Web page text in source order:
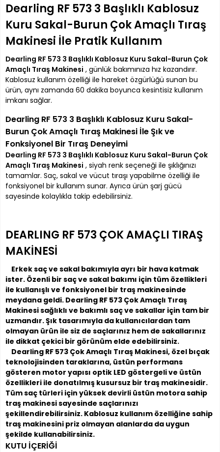
Dearling RF 573 3 Başlıklı Kablosuz
Kuru Sakal-Burun Çok Amaçlı Tıraş
Makinesi İle Pratik Kullanım
Dearling RF 573 3 Başlıklı Kablosuz Kuru Sakal-Burun Çok
Amaçlı Tıraş Makinesi , günlük bakımınıza hız kazandırır.
Kablosuz kullanım özelliği ile hareket özgürlüğü sunan bu
ürün, aynı zamanda 60 dakika boyunca kesintisiz kullanım
imkanı sağlar.
Dearling RF 573 3 Başlıklı Kablosuz Kuru Sakal-
Burun Çok Amaçlı Tıraş Makinesi İle Şık ve
Fonksiyonel Bir Tıraş Deneyimi
Dearling RF 573 3 Başlıklı Kablosuz Kuru Sakal-Burun Çok
Amaçlı Tıraş Makinesi , siyah renk seçeneği ile şıklığınızı
tamamlar. Saç, sakal ve vücut tıraşı yapabilme özelliği ile
fonksiyonel bir kullanım sunar. Ayrıca ürün şarj gücü
sayesinde kolaylıkla takip edebilirsiniz.
DEARLING RF 573 ÇOK AMAÇLI TIRAŞ
MAKİNESİ
Erkek saç ve sakal bakımıyla ayrı bir hava katmak
ister. Özenli bir saç ve sakal bakımı için tüm özellikleri
ile kullanışlı ve fonksiyonel bir traş makinesinde
meydana geldi. Dearling RF 573 Çok Amaçlı Tıraş
Makinesi sağlıklı ve bakımlı saç ve sakallar için tam bir
uzmandır. Şık tasarımıyla da kullanıcılardan tam
olmayan ürün ile siz de saçlarınız hem de sakallarınız
ile dikkat çekici bir görünüm elde edebilirsiniz.
Dearling RF 573 Çok Amaçlı Tıraş Makinesi, özel bıçak
teknolojisinden taraklarına, üstün performans
gösteren motor yapısı optik LED göstergeli ve üstün
özellikleri ile donatılmış kusursuz bir traş makinesidir.
Tüm saç türleri için yüksek devirli üstün motora sahip
traş makinesi sayesinde saçlarınızı
şekillendirebilirsiniz. Kablosuz kullanım özelliğine sahip
traş makinesini priz olmayan alanlarda da uygun
şekilde kullanabilirsiniz.
KUTU İÇERİĞİ